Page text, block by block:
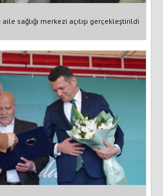
sağlığı merkezi açılışı gerçekleştirildi